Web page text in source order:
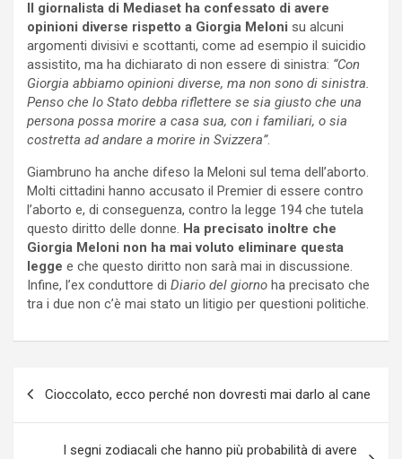
Il giornalista di Mediaset ha confessato di avere
opinioni diverse rispetto a Giorgia Meloni su alcuni
argomenti divisivi e scottanti, come ad esempio il suicidio
assistito, ma ha dichiarato di non essere di sinistra: “Con
Giorgia abbiamo opinioni diverse, ma non sono di sinistra.
Penso che lo Stato debba riflettere se sia giusto che una
persona possa morire a casa sua, con i familiari, o sia
costretta ad andare a morire in Svizzera”.
Giambruno ha anche difeso la Meloni sul tema dell’aborto.
Molti cittadini hanno accusato il Premier di essere contro
l’aborto e, di conseguenza, contro la legge 194 che tutela
questo diritto delle donne. Ha precisato inoltre che
Giorgia Meloni non ha mai voluto eliminare questa
legge e che questo diritto non sarà mai in discussione.
Infine, l’ex conduttore di Diario del giorno ha precisato che
tra i due non c’è mai stato un litigio per questioni politiche.
Cioccolato, ecco perché non dovresti mai darlo al cane
I segni zodiacali che hanno più probabilità di avere